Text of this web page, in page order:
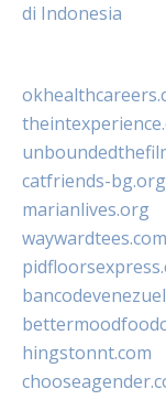
di Indonesia
catfriends-bg.org
marianlives.org
waywardtees.com
hingstonnt.com